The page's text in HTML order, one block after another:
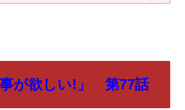
事が欲しい!」 第77話